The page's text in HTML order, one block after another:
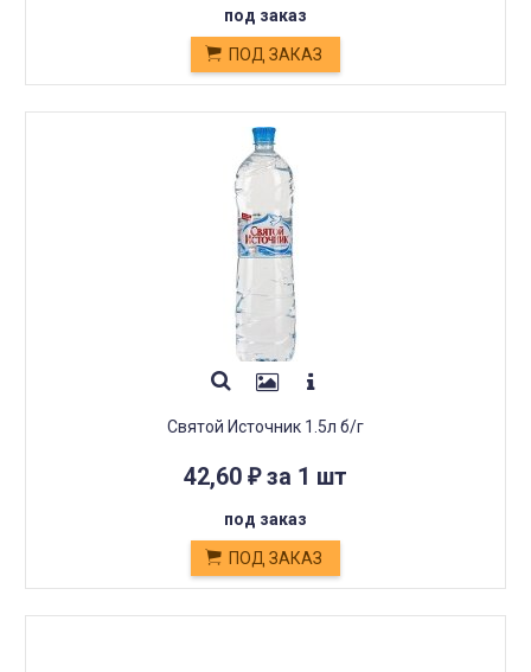
под заказ
ПОД ЗАКАЗ
Святой Источник 1.5л б/г
42,60 ₽за 1 шт
под заказ
ПОД ЗАКАЗ